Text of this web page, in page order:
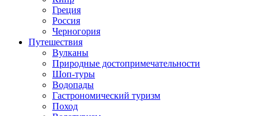
Греция
Россия
Черногория
Путешествия
Вулканы
Природные достопримечательности
Шоп-туры
Водопады
Гастрономический туризм
Поход